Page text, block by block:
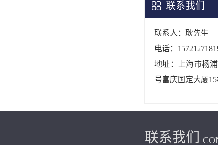
联系我们
联系人：耿先生
电话：
地址：上海市杨
号富庆国定大厦
联系我们